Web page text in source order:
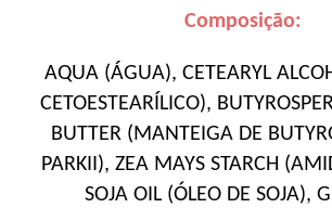
Composição:
AQUA (ÁGUA), CETEARYL
CETOESTEARÍLICO),
BUTTER (MANTEIGA DE
PARKII), ZEA MAYS STARCH
SOJA OIL (ÓLEO DE SOJA),